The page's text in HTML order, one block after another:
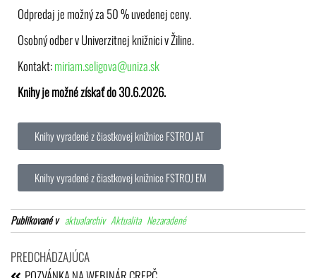
Odpredaj je možný za 50 % uvedenej ceny.
Osobný odber v Univerzitnej knižnici v Žiline.
Kontakt:miriam.seligova@uniza.sk
Knihy je možné získať do 30.6.2026.
Knihy vyradené z čiastkovej knižnice FSTROJ AT
Knihy vyradené z čiastkovej knižnice FSTROJ EM
Publikované v aktualarchiv Aktualita Nezaradené
PREDCHÁDZAJÚCA